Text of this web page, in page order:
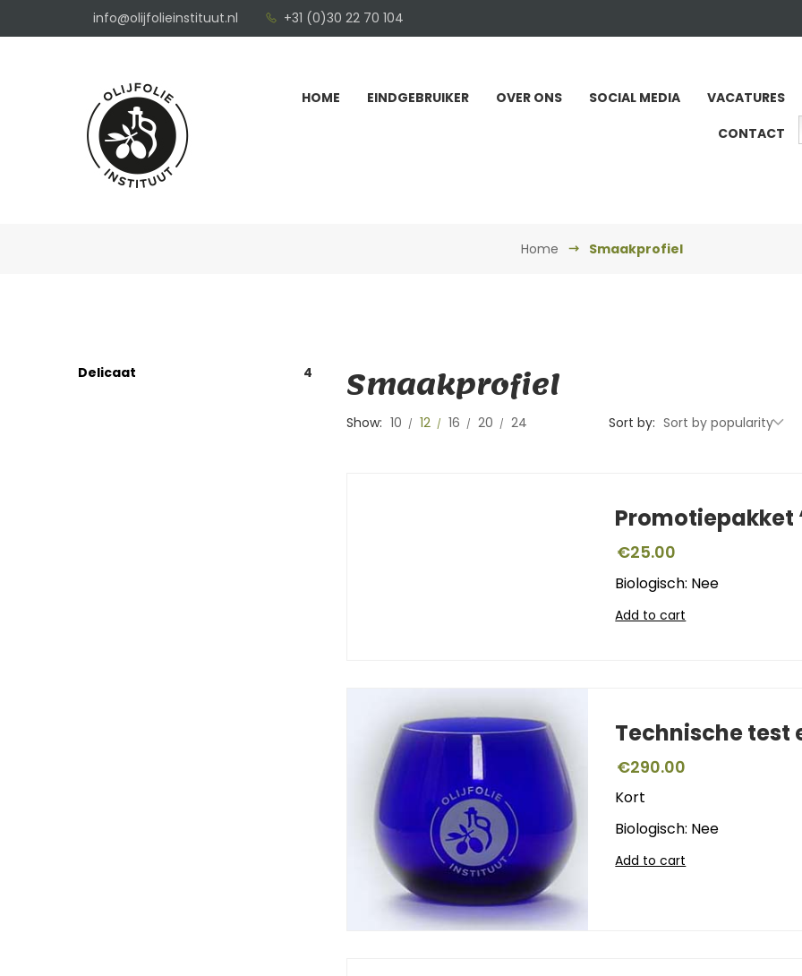
info@olijfolieinstituut.nl +31 (0)30 22 70 104
HOME EINDGEBRUIKER OVER ONS SOCIAL MEDIA
VACATURES
CONTACT
Home Smaakprofiel
Delicaat 4 Smaakprofiel
Show: 10 12 16 20 24 Sort by: Sort by popularity
Promotiepakket
€25.00
Biologisch: Nee
Add to cart
Technische test
€290.00
Kort
Biologisch: Nee
Add to cart